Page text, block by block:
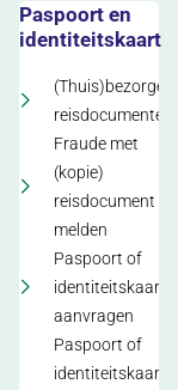
Paspoort en
identiteitskaart
(Thuis)bezorgen
reisdocumenten
Fraude met
(kopie)
reisdocument
melden
Paspoort of
identiteitskaart
aanvragen
Paspoort of
identiteitskaart